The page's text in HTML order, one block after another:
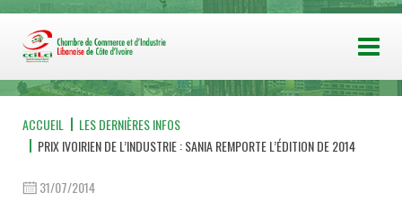
ACCUEIL
LES DERNIÈRES INFOS
PRIX IVOIRIEN DE L’INDUSTRIE : SANIA REMPORTE L’ÉDITION DE 2014
31/07/2014